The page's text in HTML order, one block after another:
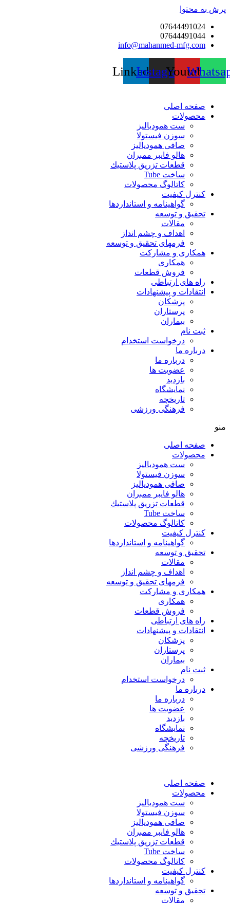
پرش به محتوا
07644491024
07644491044
info@mahanmed-mfg.com
Youtube
Instagram
Linkedin
صفحه اصلی
محصولات
ست همودیالیز
سوزن فیستولا
صافی همودیالیز
هالو فایبر ممبران
قطعات تزريق پلاستيك
ساخت Tube
کاتالوگ محصولات
کنترل کیفیت
گواهينامه و استانداردها
تحقيق و توسعه
مقالات
اهداف و چشم انداز
فرمهای تحقیق و توسعه
همکاری و مشارکت
همکاری
فروش قطعات
راه های ارتباطی
انتقادات و پيشنهادات
پزشكان
پرستاران
بيماران
ثبت نام
درخواست استخدام
درباره ما
درباره ما
عضویت ها
بازدید
نمایشگاه
تاريخچه
فرهنگی ورزشی
منو
صفحه اصلی
محصولات
ست همودیالیز
سوزن فیستولا
صافی همودیالیز
هالو فایبر ممبران
قطعات تزريق پلاستيك
ساخت Tube
کاتالوگ محصولات
کنترل کیفیت
گواهينامه و استانداردها
تحقيق و توسعه
مقالات
اهداف و چشم انداز
فرمهای تحقیق و توسعه
همکاری و مشارکت
همکاری
فروش قطعات
راه های ارتباطی
انتقادات و پيشنهادات
پزشكان
پرستاران
بيماران
ثبت نام
درخواست استخدام
درباره ما
درباره ما
عضویت ها
بازدید
نمایشگاه
تاريخچه
فرهنگی ورزشی
صفحه اصلی
محصولات
ست همودیالیز
سوزن فیستولا
صافی همودیالیز
هالو فایبر ممبران
قطعات تزريق پلاستيك
ساخت Tube
کاتالوگ محصولات
کنترل کیفیت
گواهينامه و استانداردها
تحقيق و توسعه
مقالات